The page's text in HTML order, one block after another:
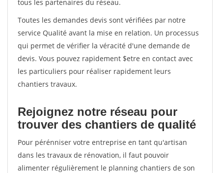
tous les partenaires du réseau.
Toutes les demandes devis sont vérifiées par notre
service Qualité avant la mise en relation. Un processus
qui permet de vérifier la véracité d'une demande de
devis. Vous pouvez rapidement $etre en contact avec
les particuliers pour réaliser rapidement leurs
chantiers travaux.
Rejoignez notre réseau pour
trouver des chantiers de qualité
Pour pérénniser votre entreprise en tant qu'artisan
dans les travaux de rénovation, il faut pouvoir
alimenter régulièrement le planning chantiers de son